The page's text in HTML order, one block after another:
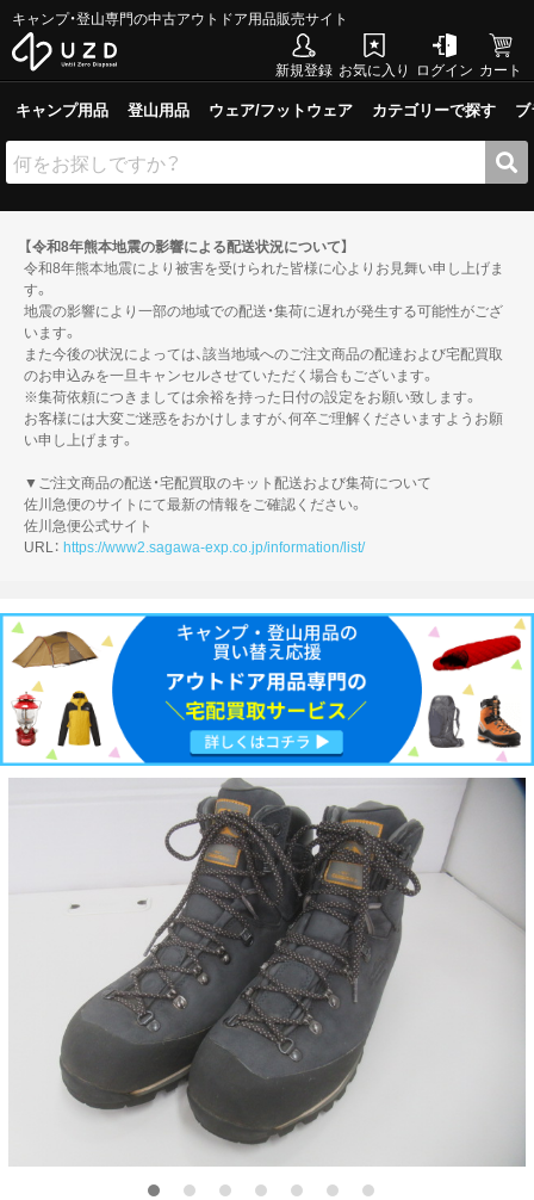
キャンプ・登山専門の中古アウトドア用品販売サイト
新規登録 お気に入り ログイン カート
キャンプ用品 登山用品 ウェア/フットウェア カテゴリーで探す
【令和8年熊本地震の影響による配送状況について】
令和8年熊本地震により被害を受けられた皆様に心よりお見舞い申し上げま
す。
地震の影響により一部の地域での配送・集荷に遅れが発生する可能性がござ
います。
また今後の状況によっては、該当地域へのご注文商品の配達および宅配買取
のお申込みを一旦キャンセルさせていただく場合もございます。
※集荷依頼につきましては余裕を持った日付の設定をお願い致します。
お客様には大変ご迷惑をおかけしますが、何卒ご理解くださいますようお願
い申し上げます。
▼ご注文商品の配送・宅配買取のキット配送および集荷について
佐川急便のサイトにて最新の情報をご確認ください。
佐川急便公式サイト
URL： https://www2.sagawa-exp.co.jp/information/list/